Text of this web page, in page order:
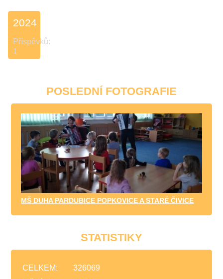
2024
Příspěvků:
1
POSLEDNÍ FOTOGRAFIE
MŠ DUHA PARDUBICE POPKOVICE A STARÉ ČIVICE
STATISTIKY
CELKEM:
326069